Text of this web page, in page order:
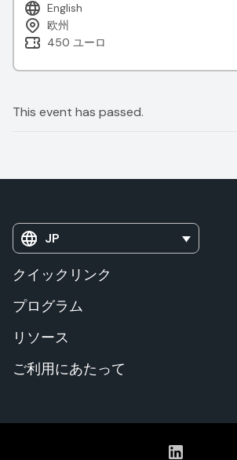
English
欧州
450 ユーロ
This event has passed.
JP
クイックリンク
プログラム
リソース
ご利用にあたって